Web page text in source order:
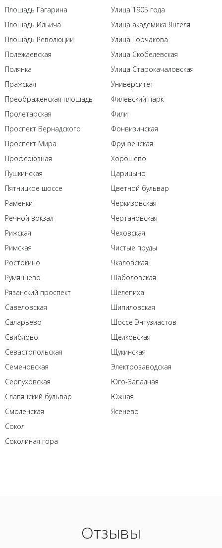
Площадь Гагарина
Площадь Ильича
Площадь Революции
Полежаевская
Полянка
Пражская
Преображенская площадь
Пролетарская
Проспект Вернадского
Проспект Мира
Профсоюзная
Пушкинская
Пятницкое шоссе
Раменки
Речной вокзал
Рижская
Римская
Ростокино
Румянцево
Рязанский проспект
Савеловская
Саларьево
Свиблово
Севастопольская
Семеновская
Серпуховская
Славянский бульвар
Смоленская
Сокол
Соколиная гора
Улица 1905 года
Улица академика Янгеля
Улица Горчакова
Улица Скобелевская
Улица Старокачаловская
Университет
Филевский парк
Фили
Фонвизинская
Фрунзенская
Хорошёво
Царицыно
Цветной бульвар
Черкизовская
Чертановская
Чеховская
Чистые пруды
Чкаловская
Шаболовская
Шелепиха
Шипиловская
Шоссе Энтузиастов
Щелковская
Щукинская
Электрозаводская
Юго-Западная
Южная
Ясенево
Отзывы